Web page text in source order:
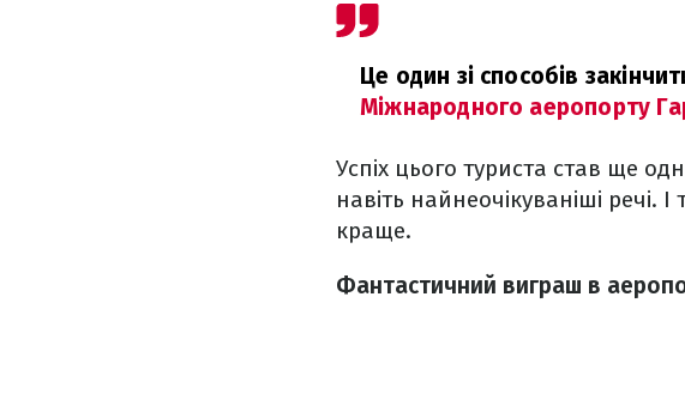
Це один зі способів
Міжнародного аеропорту
Успіх цього туриста став ще
навіть найнеочікуваніші речі.
краще.
Фантастичний виграш в